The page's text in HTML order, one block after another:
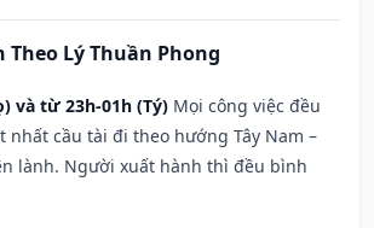
Lý Thuần Phong
và từ 23h-01h (Tý) Mọi công việc đều
nhất cầu tài đi theo hướng Tây Nam –
lành. Người xuất hành thì đều bình